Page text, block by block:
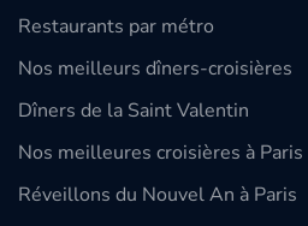
Restaurants par métro
Nos meilleurs dîners-croisières
Dîners de la Saint Valentin
Nos meilleures croisières à Paris
Réveillons du Nouvel An à Paris